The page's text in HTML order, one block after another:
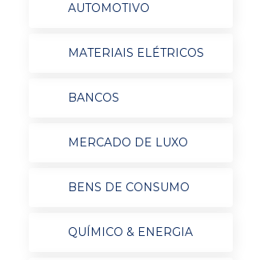
AUTOMOTIVO
MATERIAIS ELÉTRICOS
BANCOS
MERCADO DE LUXO
BENS DE CONSUMO
QUÍMICO & ENERGIA